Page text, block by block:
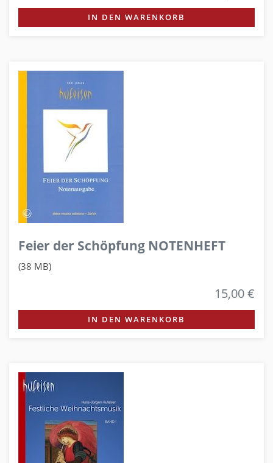
IN DEN WARENKORB
Feier der Schöpfung NOTENHEFT
(38 MB)
15,00 €
IN DEN WARENKORB